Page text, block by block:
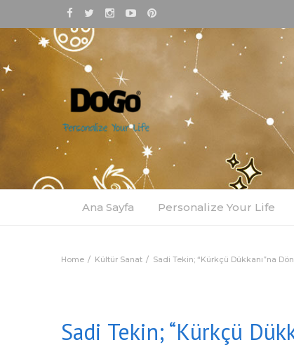
Ana Sayfa Personalize Your Life
Home Kültür Sanat Sadi Tekin; “Kürkçü Dükkanı”na
Sadi Tekin; “Kürkçü